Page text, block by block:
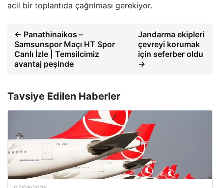
acil bir toplantıda çağrılması gerekiyor.
← Panathinaikos –
Samsunspor Maçı HT Spor
Canlı İzle | Temsilcimiz
avantaj peşinde
Jandarma ekipleri
çevreyi korumak
için seferber oldu
→
Tavsiye Edilen Haberler